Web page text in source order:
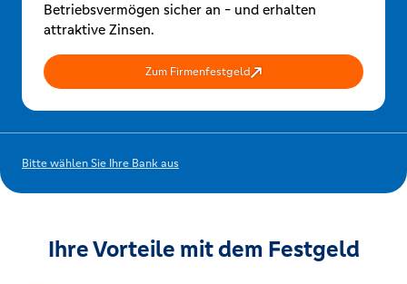
Betriebsvermögen sicher an - und erhalten
attraktive Zinsen.
Zum Firmenfestgeld
Bitte wählen Sie Ihre Bank aus
Ihre Vorteile mit dem Festgeld